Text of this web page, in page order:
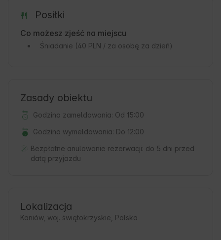
Posiłki
Co możesz zjeść na miejscu
Śniadanie (40 PLN / za osobę za dzień)
Zasady obiektu
Godzina zameldowania: Od 15:00
Godzina wymeldowania: Do 12:00
Bezpłatne anulowanie rezerwacji: do 5 dni przed
datą przyjazdu
Lokalizacja
Kaniów, woj. świętokrzyskie, Polska